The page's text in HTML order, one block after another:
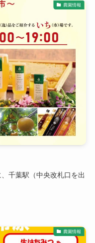
農園情報
千葉駅（中央改札口を出
農園情報